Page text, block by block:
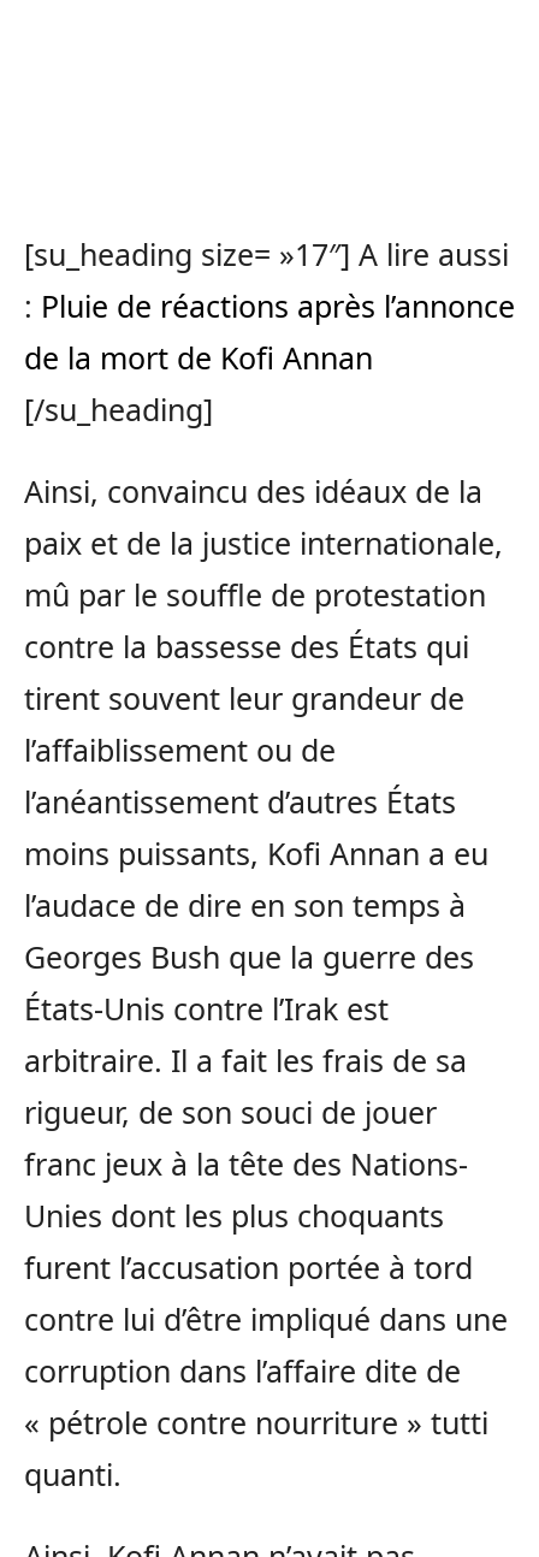
[su_heading size= »17″] A lire aussi
: Pluie de réactions après l’annonce
de la mort de Kofi Annan
[/su_heading]
Ainsi, convaincu des idéaux de la
paix et de la justice internationale,
mû par le souffle de protestation
contre la bassesse des États qui
tirent souvent leur grandeur de
l’affaiblissement ou de
l’anéantissement d’autres États
moins puissants, Kofi Annan a eu
l’audace de dire en son temps à
Georges Bush que la guerre des
États-Unis contre l’Irak est
arbitraire. Il a fait les frais de sa
rigueur, de son souci de jouer
franc jeux à la tête des Nations-
Unies dont les plus choquants
furent l’accusation portée à tord
contre lui d’être impliqué dans une
corruption dans l’affaire dite de
« pétrole contre nourriture » tutti
quanti.